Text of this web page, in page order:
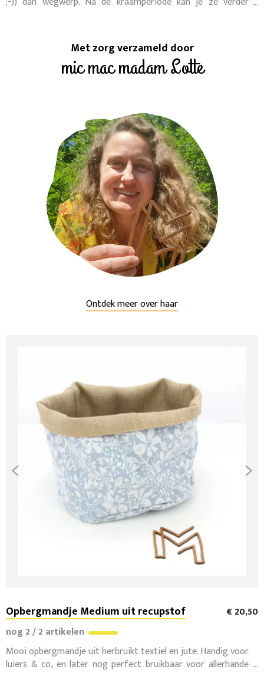
Met zorg verzameld door
mic mac madam Lotte
Ontdek meer over haar
Opbergmandje Medium uit recupstof
€ 20,50
nog 2 / 2 artikelen
Mooi opbergmandje uit herbruikt textiel en jute. Handig voor
luiers & co, en later nog perfect bruikbaar voor allerhande